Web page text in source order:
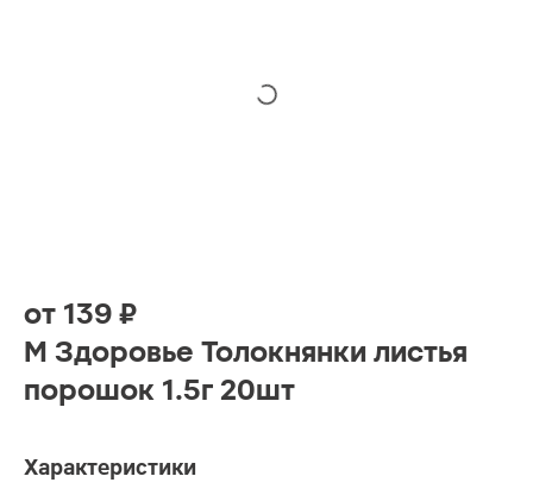
от 139 ₽
М Здоровье Толокнянки листья
порошок 1.5г 20шт
Характеристики